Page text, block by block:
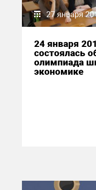
27 января
24 января
состоялась
олимпиада
экономике